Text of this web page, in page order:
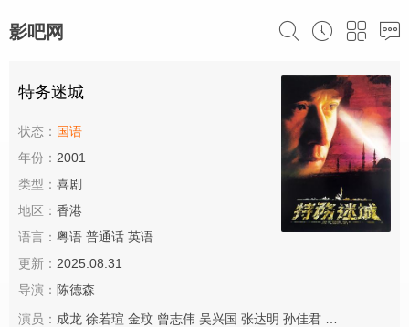
影吧网
特务迷城
状态： 国语
年份： 2001
类型： 喜剧
地区： 香港
语言： 粤语 普通话 英语
更新： 2025.08.31
导演： 陈德森
演员： 成龙 徐若瑄 金玟 曾志伟 吴兴国 张达明 孙佳君